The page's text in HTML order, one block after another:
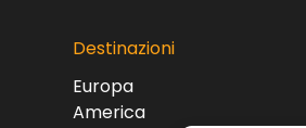
Destinazioni
Europa
America